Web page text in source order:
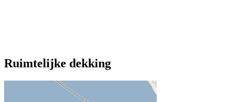
Ruimtelijke dekking